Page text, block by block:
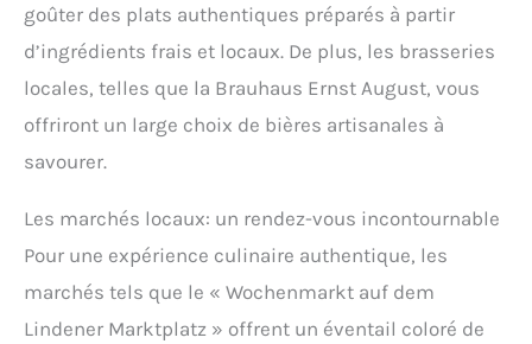
goûter des plats authentiques préparés à partir
d’ingrédients frais et locaux. De plus, les brasseries
locales, telles que la Brauhaus Ernst August, vous
offriront un large choix de bières artisanales à
savourer.
Les marchés locaux: un rendez-vous incontournable
Pour une expérience culinaire authentique, les
marchés tels que le « Wochenmarkt auf dem
Lindener Marktplatz » offrent un éventail coloré de